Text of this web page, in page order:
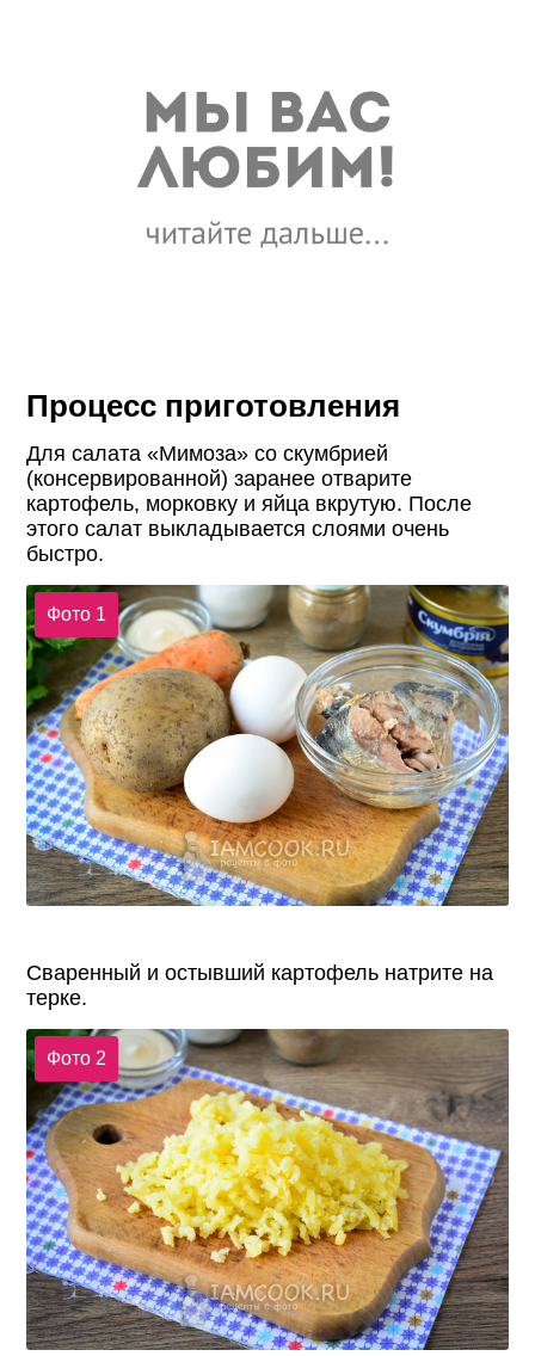
Процесс приготовления
Для салата «Мимоза» со скумбрией
(консервированной) заранее отварите
картофель, морковку и яйца вкрутую. После
этого салат выкладывается слоями очень
быстро.
Фото 1
Сваренный и остывший картофель натрите на
терке.
Фото 2